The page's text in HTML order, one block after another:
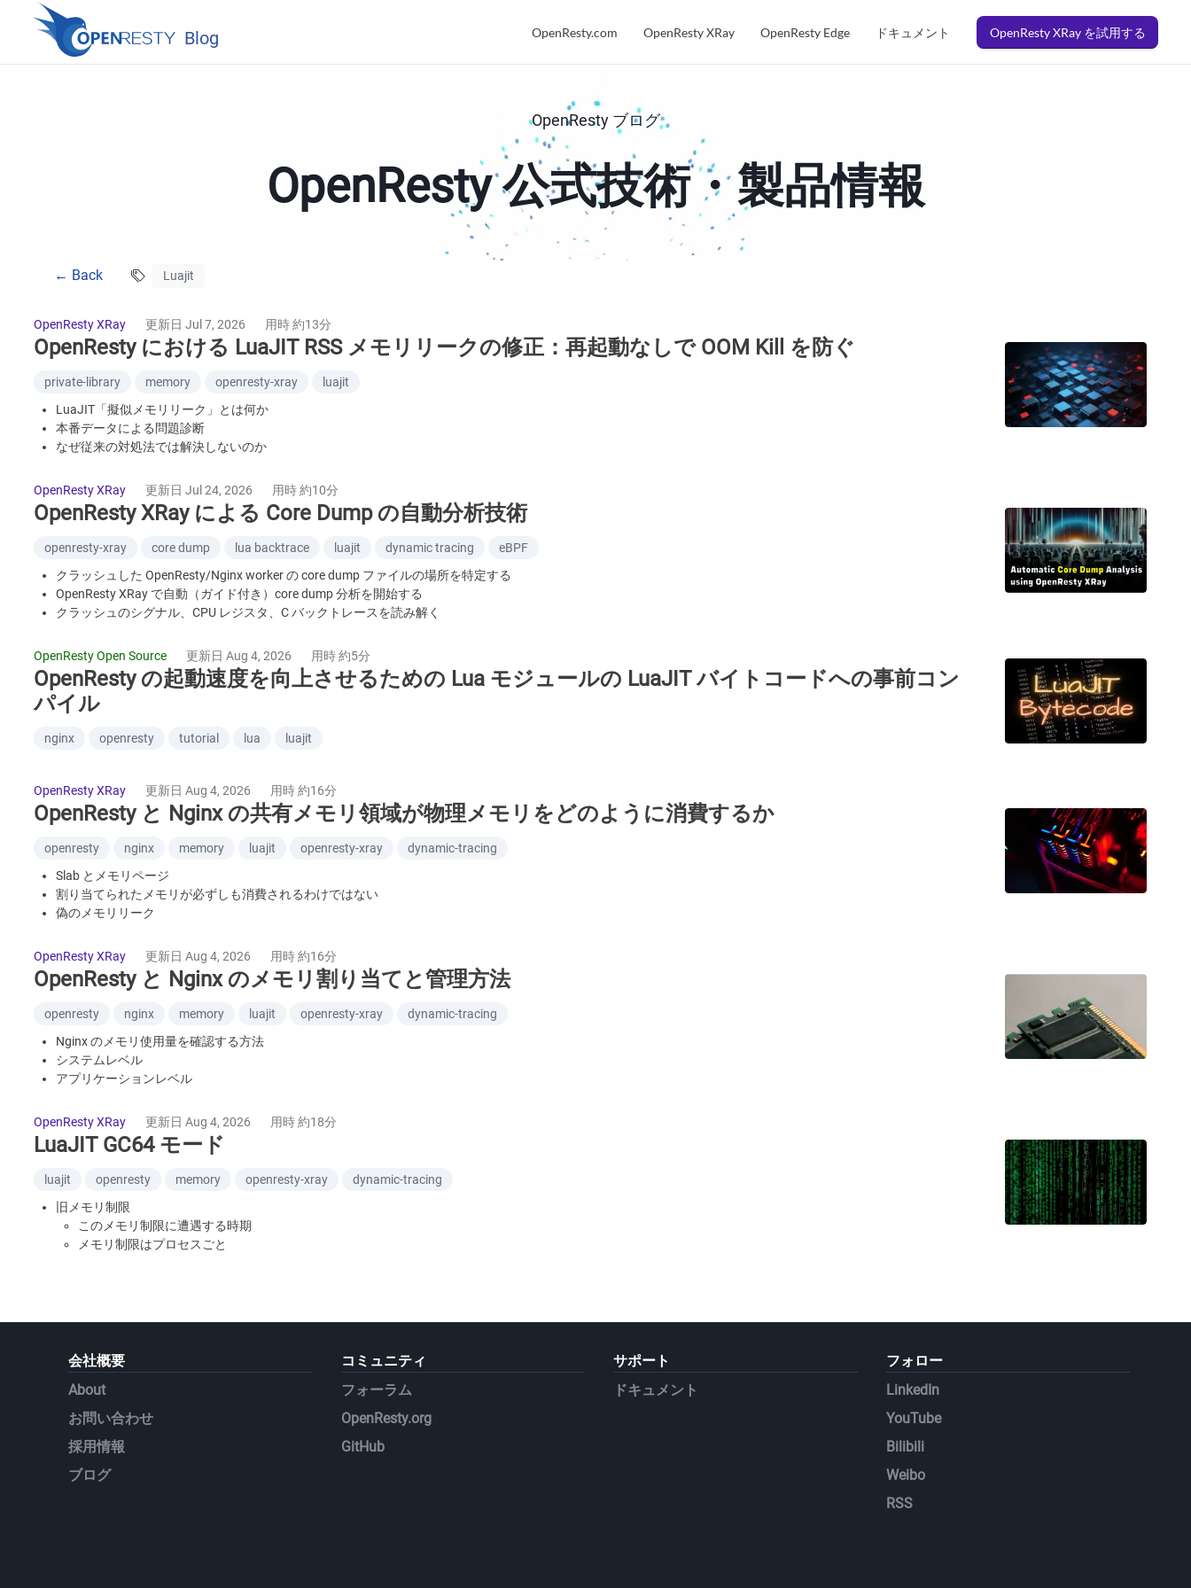
Blog OpenResty.com OpenResty XRay OpenResty Edge ドキュメント OpenResty XRay を試用する
OpenResty ブログ
OpenResty 公式技術・製品情報
← Back Luajit
OpenResty XRay 更新日 Jul 7, 2026 用時 約13分
OpenResty における LuaJIT RSS メモリリークの修正：再起動なしで OOM Kill を防ぐ
private-library memory openresty-xray
luajit
LuaJIT「擬似メモリリーク」とは何か
本番データによる問題診断
なぜ従来の対処法では解決しないのか
本番投入後の効果
OpenResty XRay 更新日 Jul 24, 2026 用時 約10分
OpenResty XRay による Core Dump の自動分析技術
openresty-xray core dump lua backtrace luajit dynamic tracing
eBPF
クラッシュした OpenResty/Nginx worker の core dump ファイルの場所を特定する
OpenResty XRay で自動（ガイド付き）core dump 分析を開始する
クラッシュのシグナル、CPU レジスタ、C バックトレースを読み解く
オンラインの core dump に対する自動 Insights レポート
OpenResty Open Source 更新日 Aug 4, 2026 用時 約5分
OpenResty の起動速度を向上させるための Lua モジュールの LuaJIT バイトコードへの事前コン
パイル
nginx openresty tutorial lua luajit
OpenResty XRay 更新日 Aug 4, 2026 用時 約16分
OpenResty と Nginx の共有メモリ領域が物理メモリをどのように消費するか
openresty nginx memory luajit openresty-xray
dynamic-tracing
Slab とメモリページ
割り当てられたメモリが必ずしも消費されるわけではない
偽のメモリリーク
OpenResty XRay
更新日 Aug 4, 2026 用時 約16分
OpenResty と Nginx のメモリ割り当てと管理方法
openresty nginx memory luajit openresty-xray
dynamic-tracing
Nginx のメモリ使用量を確認する方法
システムレベル
アプリケーションレベル
FAQ: Nginx はどれだけのメモリを必要とするか
OpenResty XRay 更新日 Aug 4, 2026 用時 約18分
LuaJIT GC64 モード
luajit openresty memory openresty-xray
dynamic-tracing
旧メモリ制限
このメモリ制限に遭遇する時期
メモリ制限はプロセスごと
パフォーマンスへの影響
デバッグ分析ツールチェーン
会社概要
About
お問い合わせ
採用情報
ブログ
コミュニティ
フォーラム
OpenResty.org
GitHub
サポート
ドキュメント
フォロー
LinkedIn
YouTube
Bilibili
Weibo
RSS